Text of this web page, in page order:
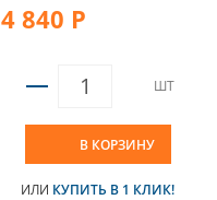
4 840 Р
ШТ
В КОРЗИНУ
ИЛИ КУПИТЬ В 1 КЛИК!